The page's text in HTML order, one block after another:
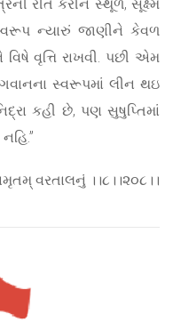
ન્યારું જાણીને કેવળ
વૃત્તિ રાખવી. પછી એમ
સ્વરૂપમાં લીન થઇ
કહી છે, પણ સુષુપ્તિમાં
વરતાલનું ।।૮।।૨૦૮।।